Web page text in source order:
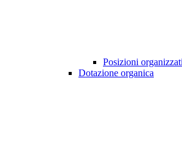
Posizioni
Dotazione organica